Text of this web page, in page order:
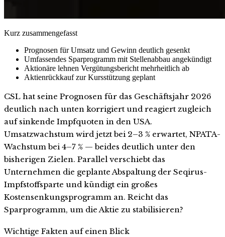
Kurz zusammengefasst
Prognosen für Umsatz und Gewinn deutlich gesenkt
Umfassendes Sparprogramm mit Stellenabbau angekündigt
Aktionäre lehnen Vergütungsbericht mehrheitlich ab
Aktienrückkauf zur Kursstützung geplant
CSL hat seine Prognosen für das Geschäftsjahr 2026
deutlich nach unten korrigiert und reagiert zugleich
auf sinkende Impfquoten in den USA.
Umsatzwachstum wird jetzt bei 2–3 % erwartet, NPATA-
Wachstum bei 4–7 % — beides deutlich unter den
bisherigen Zielen. Parallel verschiebt das
Unternehmen die geplante Abspaltung der Seqirus-
Impfstoffsparte und kündigt ein großes
Kostensenkungsprogramm an. Reicht das
Sparprogramm, um die Aktie zu stabilisieren?
Wichtige Fakten auf einen Blick